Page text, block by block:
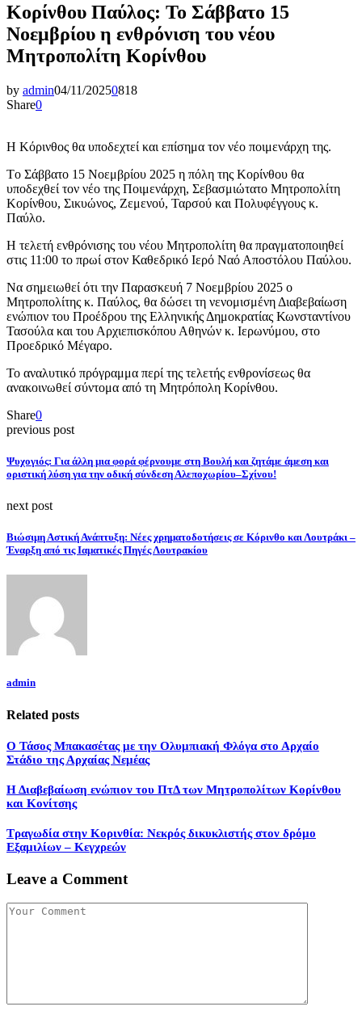
Κορίνθου Παύλος: Το Σάββατο 15
Νοεμβρίου η ενθρόνιση του νέου
Μητροπολίτη Κορίνθου
by admin04/11/20250818
Share0
Η Κόρινθος θα υποδεχτεί και επίσημα τον νέο ποιμενάρχη της.
Tο Σάββατο 15 Νοεμβρίου 2025 η πόλη της Κορίνθου θα
υποδεχθεί τον νέο της Ποιμενάρχη, Σεβασμιώτατο Μητροπολίτη
Κορίνθου, Σικυώνος, Ζεμενού, Ταρσού και Πολυφέγγους κ.
Παύλο.
Η τελετή ενθρόνισης του νέου Μητροπολίτη θα πραγματοποιηθεί
στις 11:00 το πρωί στον Καθεδρικό Ιερό Ναό Αποστόλου Παύλου.
Να σημειωθεί ότι την Παρασκευή 7 Νοεμβρίου 2025 ο
Μητροπολίτης κ. Παύλος, θα δώσει τη νενομισμένη Διαβεβαίωση
ενώπιον του Προέδρου της Ελληνικής Δημοκρατίας Κωνσταντίνου
Τασούλα και του Αρχιεπισκόπου Αθηνών κ. Ιερωνύμου, στο
Προεδρικό Μέγαρο.
Το αναλυτικό πρόγραμμα περί της τελετής ενθρονίσεως θα
ανακοινωθεί σύντομα από τη Μητρόπολη Κορίνθου.
Share0
previous post
Ψυχογιός: Για άλλη μια φορά φέρνουμε στη Βουλή και ζητάμε άμεση και
οριστική λύση για την οδική σύνδεση Αλεποχωρίου–Σχίνου!
next post
Βιώσιμη Αστική Ανάπτυξη: Νέες χρηματοδοτήσεις σε Κόρινθο και Λουτράκι –
Έναρξη από τις Ιαματικές Πηγές Λουτρακίου
admin
Related posts
Ο Τάσος Μπακασέτας με την Ολυμπιακή Φλόγα στο Αρχαίο
Στάδιο της Αρχαίας Νεμέας
Η Διαβεβαίωση ενώπιον του ΠτΔ των Μητροπολίτων Κορίνθου
και Κονίτσης
Τραγωδία στην Κορινθία: Νεκρός δικυκλιστής στον δρόμο
Εξαμιλίων – Κεγχρεών
Leave a Comment